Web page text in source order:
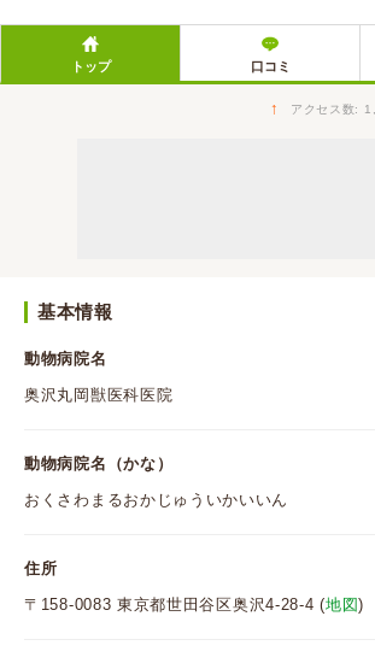
口コミ投稿
トップ 口コミ
↑ アクセス数:
基本情報
動物病院名
奥沢丸岡獣医科医院
動物病院名（かな）
おくさわまるおかじゅういかいいん
住所
〒158-0083 東京都世田谷区奥沢4-28-4 (地図)